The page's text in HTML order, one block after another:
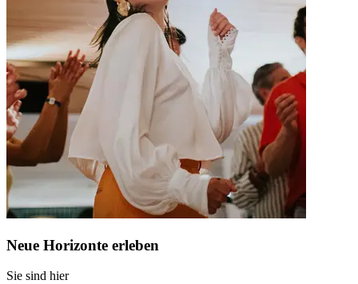
Neue Horizonte erleben
Sie sind hier